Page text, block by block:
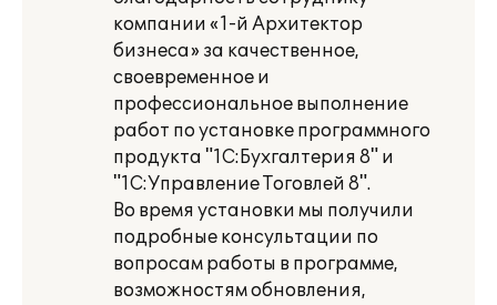
компании «1-й Архитектор
бизнеса» за качественное,
своевременное и
профессиональное выполнение
работ по установке программного
продукта "1C:Бухгалтерия 8" и
"1С:Управление Тоговлей 8".
Во время установки мы получили
подробные консультации по
вопросам работы в программе,
возможностям обновления,